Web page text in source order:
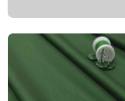
Ткани на мембране ✕